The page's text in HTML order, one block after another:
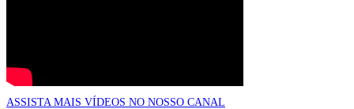
ASSISTA MAIS VÍDEOS NO NOSSO CANAL